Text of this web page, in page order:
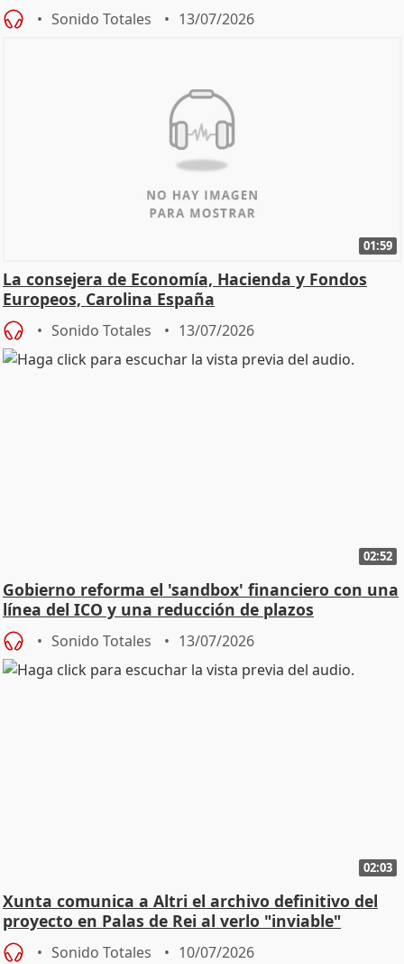
Sonido Totales 13/07/2026
01:59
La consejera de Economía, Hacienda y Fondos
Europeos, Carolina España
Sonido Totales 13/07/2026
02:52
Gobierno reforma el 'sandbox' financiero con una
línea del ICO y una reducción de plazos
Sonido Totales 13/07/2026
02:03
Xunta comunica a Altri el archivo definitivo del
proyecto en Palas de Rei al verlo "inviable"
Sonido Totales 10/07/2026